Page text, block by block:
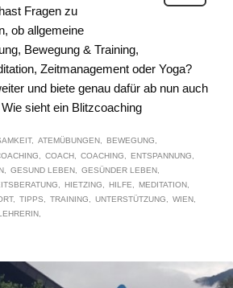
Fragen zu
ob allgemeine
Bewegung & Training,
Zeitmanagement oder Yoga?
und biete genau dafür ab nun auch
sieht ein Blitzcoaching
ATEMÜBUNGEN
BEWEGUNG
COACH COACHING
ENTSPANNUNG
GESUND LEBEN
GESÜNDER LEBEN
HIETZING HILFE
MEDITATION
TIPPS TRAINING UNTERSTÜTZUNG
WIEN